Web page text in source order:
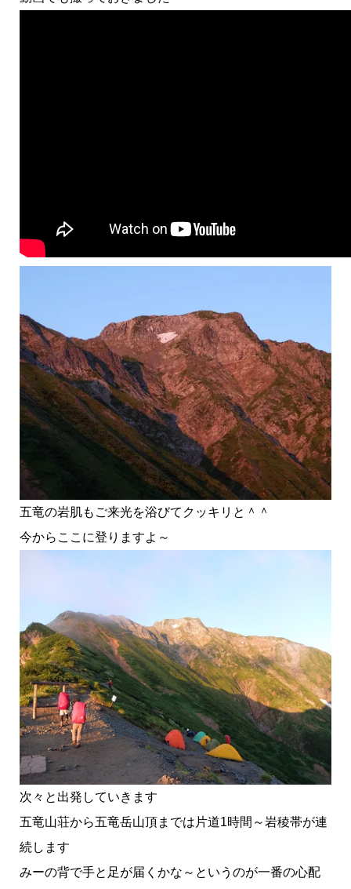
五竜の岩肌もご来光を浴びてクッキリと＾＾
今からここに登りますよ～
次々と出発していきます
五竜山荘から五竜岳山頂までは片道1時間～岩稜帯が連
続します
みーの背で手と足が届くかな～というのが一番の心配